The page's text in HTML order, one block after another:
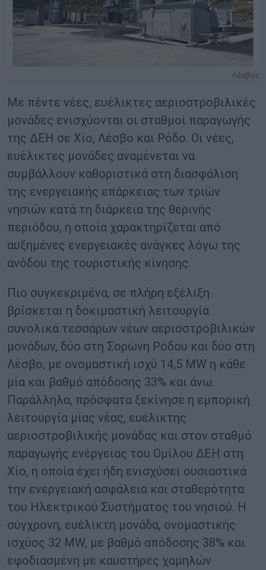
Λέσβος
Με πέντε νέες, ευέλικτες αεριοστροβιλικές
μονάδες ενισχύονται οι σταθμοί παραγωγής
της ΔΕΗ σε Χίο, Λέσβο και Ρόδο. Οι νέες,
ευέλικτες μονάδες αναμένεται να
συμβάλλουν καθοριστικά στη διασφάλιση
της ενεργειακής επάρκειας των τριών
νησιών κατά τη διάρκεια της θερινής
περιόδου, η οποία χαρακτηρίζεται από
αυξημένες ενεργειακές ανάγκες λόγω της
ανόδου της τουριστικής κίνησης.
Πιο συγκεκριμένα, σε πλήρη εξέλιξη
βρίσκεται η δοκιμαστική λειτουργία
συνολικά τεσσάρων νέων αεριοστροβιλικών
μονάδων, δύο στη Σορώνη Ρόδου και δύο στη
Λέσβο, με ονομαστική ισχύ 14,5 MW η κάθε
μία και βαθμό απόδοσης 33% και άνω.
Παράλληλα, πρόσφατα ξεκίνησε η εμπορική
λειτουργία μίας νέας, ευέλικτης
αεριοστροβιλικής μονάδας και στον σταθμό
παραγωγής ενέργειας του Ομίλου ΔΕΗ στη
Χίο, η οποία έχει ήδη ενισχύσει ουσιαστικά
την ενεργειακή ασφάλεια και σταθερότητα
του Ηλεκτρικού Συστήματος του νησιού. Η
σύγχρονη, ευέλικτη μονάδα, ονομαστικής
ισχύος 32 MW, με βαθμό απόδοσης 38% και
εφοδιασμένη με καυστήρες χαμηλών